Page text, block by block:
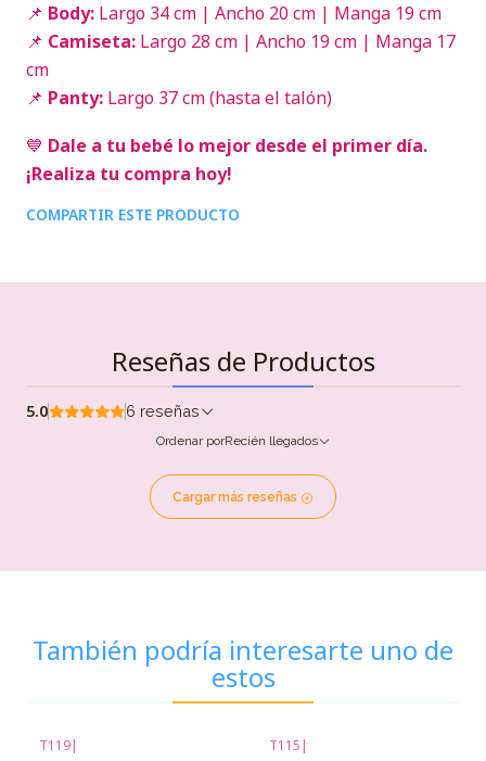
📌 Body: Largo 34 cm | Ancho 20 cm | Manga 19 cm
📌 Camiseta: Largo 28 cm | Ancho 19 cm | Manga 17
cm
📌 Panty: Largo 37 cm (hasta el talón)
💙 Dale a tu bebé lo mejor desde el primer día.
¡Realiza tu compra hoy!
COMPARTIR ESTE PRODUCTO
Reseñas de Productos
5.0 6 reseñas
Ordenar porRecién llegados
Cargar más reseñas
También podría interesarte uno de
estos
T119| T115 |